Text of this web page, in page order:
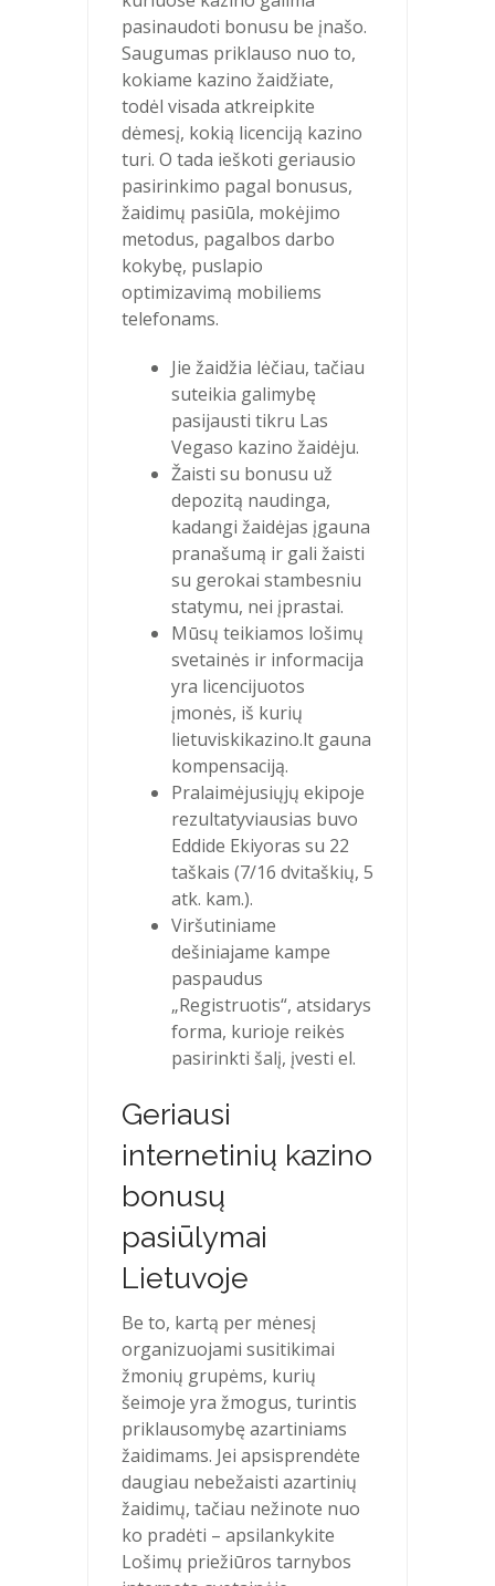
pasinaudoti bonusu be įnašo.
Saugumas priklauso nuo to,
kokiame kazino žaidžiate,
todėl visada atkreipkite
dėmesį, kokią licenciją kazino
turi. O tada ieškoti geriausio
pasirinkimo pagal bonusus,
žaidimų pasiūla, mokėjimo
metodus, pagalbos darbo
kokybę, puslapio
optimizavimą mobiliems
telefonams.
Jie žaidžia lėčiau, tačiau
suteikia galimybę
pasijausti tikru Las
Vegaso kazino žaidėju.
Žaisti su bonusu už
depozitą naudinga,
kadangi žaidėjas įgauna
pranašumą ir gali žaisti
su gerokai stambesniu
statymu, nei įprastai.
Mūsų teikiamos lošimų
svetainės ir informacija
yra licencijuotos
įmonės, iš kurių
lietuviskikazino.lt gauna
kompensaciją.
Pralaimėjusiųjų ekipoje
rezultatyviausias buvo
Eddide Ekiyoras su 22
taškais (7/16 dvitaškių, 5
atk. kam.).
Viršutiniame
dešiniajame kampe
paspaudus
„Registruotis“, atsidarys
forma, kurioje reikės
pasirinkti šalį, įvesti el.
Geriausi
internetinių kazino
bonusų
pasiūlymai
Lietuvoje
Be to, kartą per mėnesį
organizuojami susitikimai
žmonių grupėms, kurių
šeimoje yra žmogus, turintis
priklausomybę azartiniams
žaidimams. Jei apsisprendėte
daugiau nebežaisti azartinių
žaidimų, tačiau nežinote nuo
ko pradėti – apsilankykite
Lošimų priežiūros tarnybos